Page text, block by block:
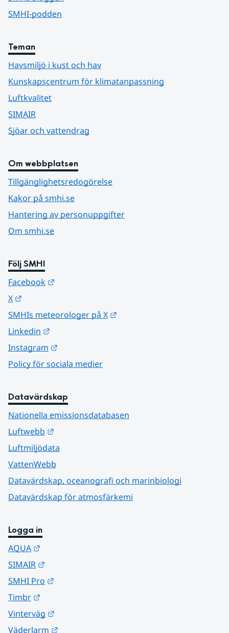
SMHI-podden
Teman
Havsmiljö i kust och hav
Kunskapscentrum för klimatanpassning
Luftkvalitet
SIMAIR
Sjöar och vattendrag
Om webbplatsen
Tillgänglighetsredogörelse
Kakor på smhi.se
Hantering av personuppgifter
Om smhi.se
Följ SMHI
Facebook
X
SMHIs meteorologer på X
Linkedin
Instagram
Policy för sociala medier
Datavärdskap
Nationella emissionsdatabasen
Luftwebb
Luftmiljödata
VattenWebb
Datavärdskap, oceanografi och marinbiologi
Datavärdskap för atmosfärkemi
Logga in
AQUA
SIMAIR
SMHI Pro
Timbr
Vinterväg
Väderlarm